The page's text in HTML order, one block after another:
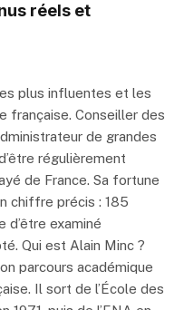
réels et
plus influentes et les
française. Conseiller des
de grandes
régulièrement
de France. Sa fortune
chiffre précis : 185
d’être examiné
Qui est Alain Minc ?
parcours académique
Il sort de l’École des